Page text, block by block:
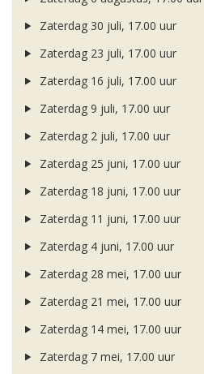
Zaterdag 30 juli, 17.00 uur
Zaterdag 23 juli, 17.00 uur
Zaterdag 16 juli, 17.00 uur
Zaterdag 9 juli, 17.00 uur
Zaterdag 2 juli, 17.00 uur
Zaterdag 25 juni, 17.00 uur
Zaterdag 18 juni, 17.00 uur
Zaterdag 11 juni, 17.00 uur
Zaterdag 4 juni, 17.00 uur
Zaterdag 28 mei, 17.00 uur
Zaterdag 21 mei, 17.00 uur
Zaterdag 14 mei, 17.00 uur
Zaterdag 7 mei, 17.00 uur